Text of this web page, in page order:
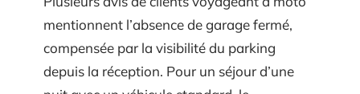
mentionnent l’absence de garage fermé,
compensée par la visibilité du parking
depuis la réception. Pour un séjour d’une